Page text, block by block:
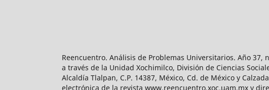
Reencuentro. Análisis de Problemas Universitarios. Año
a través de la Unidad Xochimilco, División de Ciencias
Alcaldía Tlalpan, C.P. 14387, México, Cd. de México y
electrónica de la revista www.reencuentro.xoc.uam.mx y